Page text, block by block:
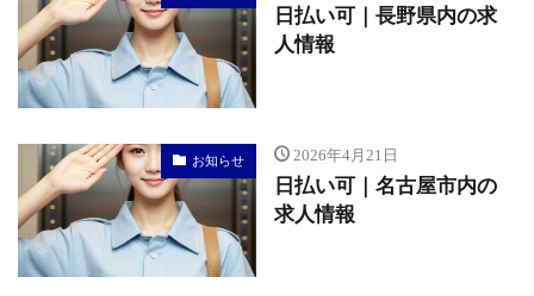
日払い可｜長野県内の求
人情報
お知らせ 2026年4月21日
日払い可｜名古屋市内の
求人情報